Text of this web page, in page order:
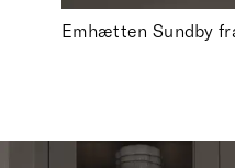
Emhætten Sundby